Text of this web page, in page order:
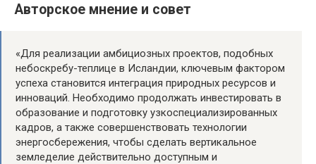
Авторское мнение и совет
«Для реализации амбициозных проектов, подобных
небоскребу-теплице в Исландии, ключевым фактором
успеха становится интеграция природных ресурсов и
инноваций. Необходимо продолжать инвестировать в
образование и подготовку узкоспециализированных
кадров, а также совершенствовать технологии
энергосбережения, чтобы сделать вертикальное
земледелие действительно доступным и